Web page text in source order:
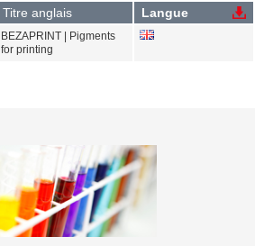
Titre anglais Langue
BEZAPRINT | Pigments
for printing